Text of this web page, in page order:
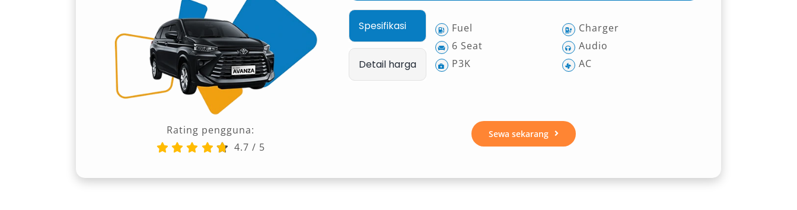
Rating pengguna:
4.7 / 5
Spesifikasi
Detail harga
Fuel
6 Seat
P3K
Charger
Audio
AC
Sewa sekarang